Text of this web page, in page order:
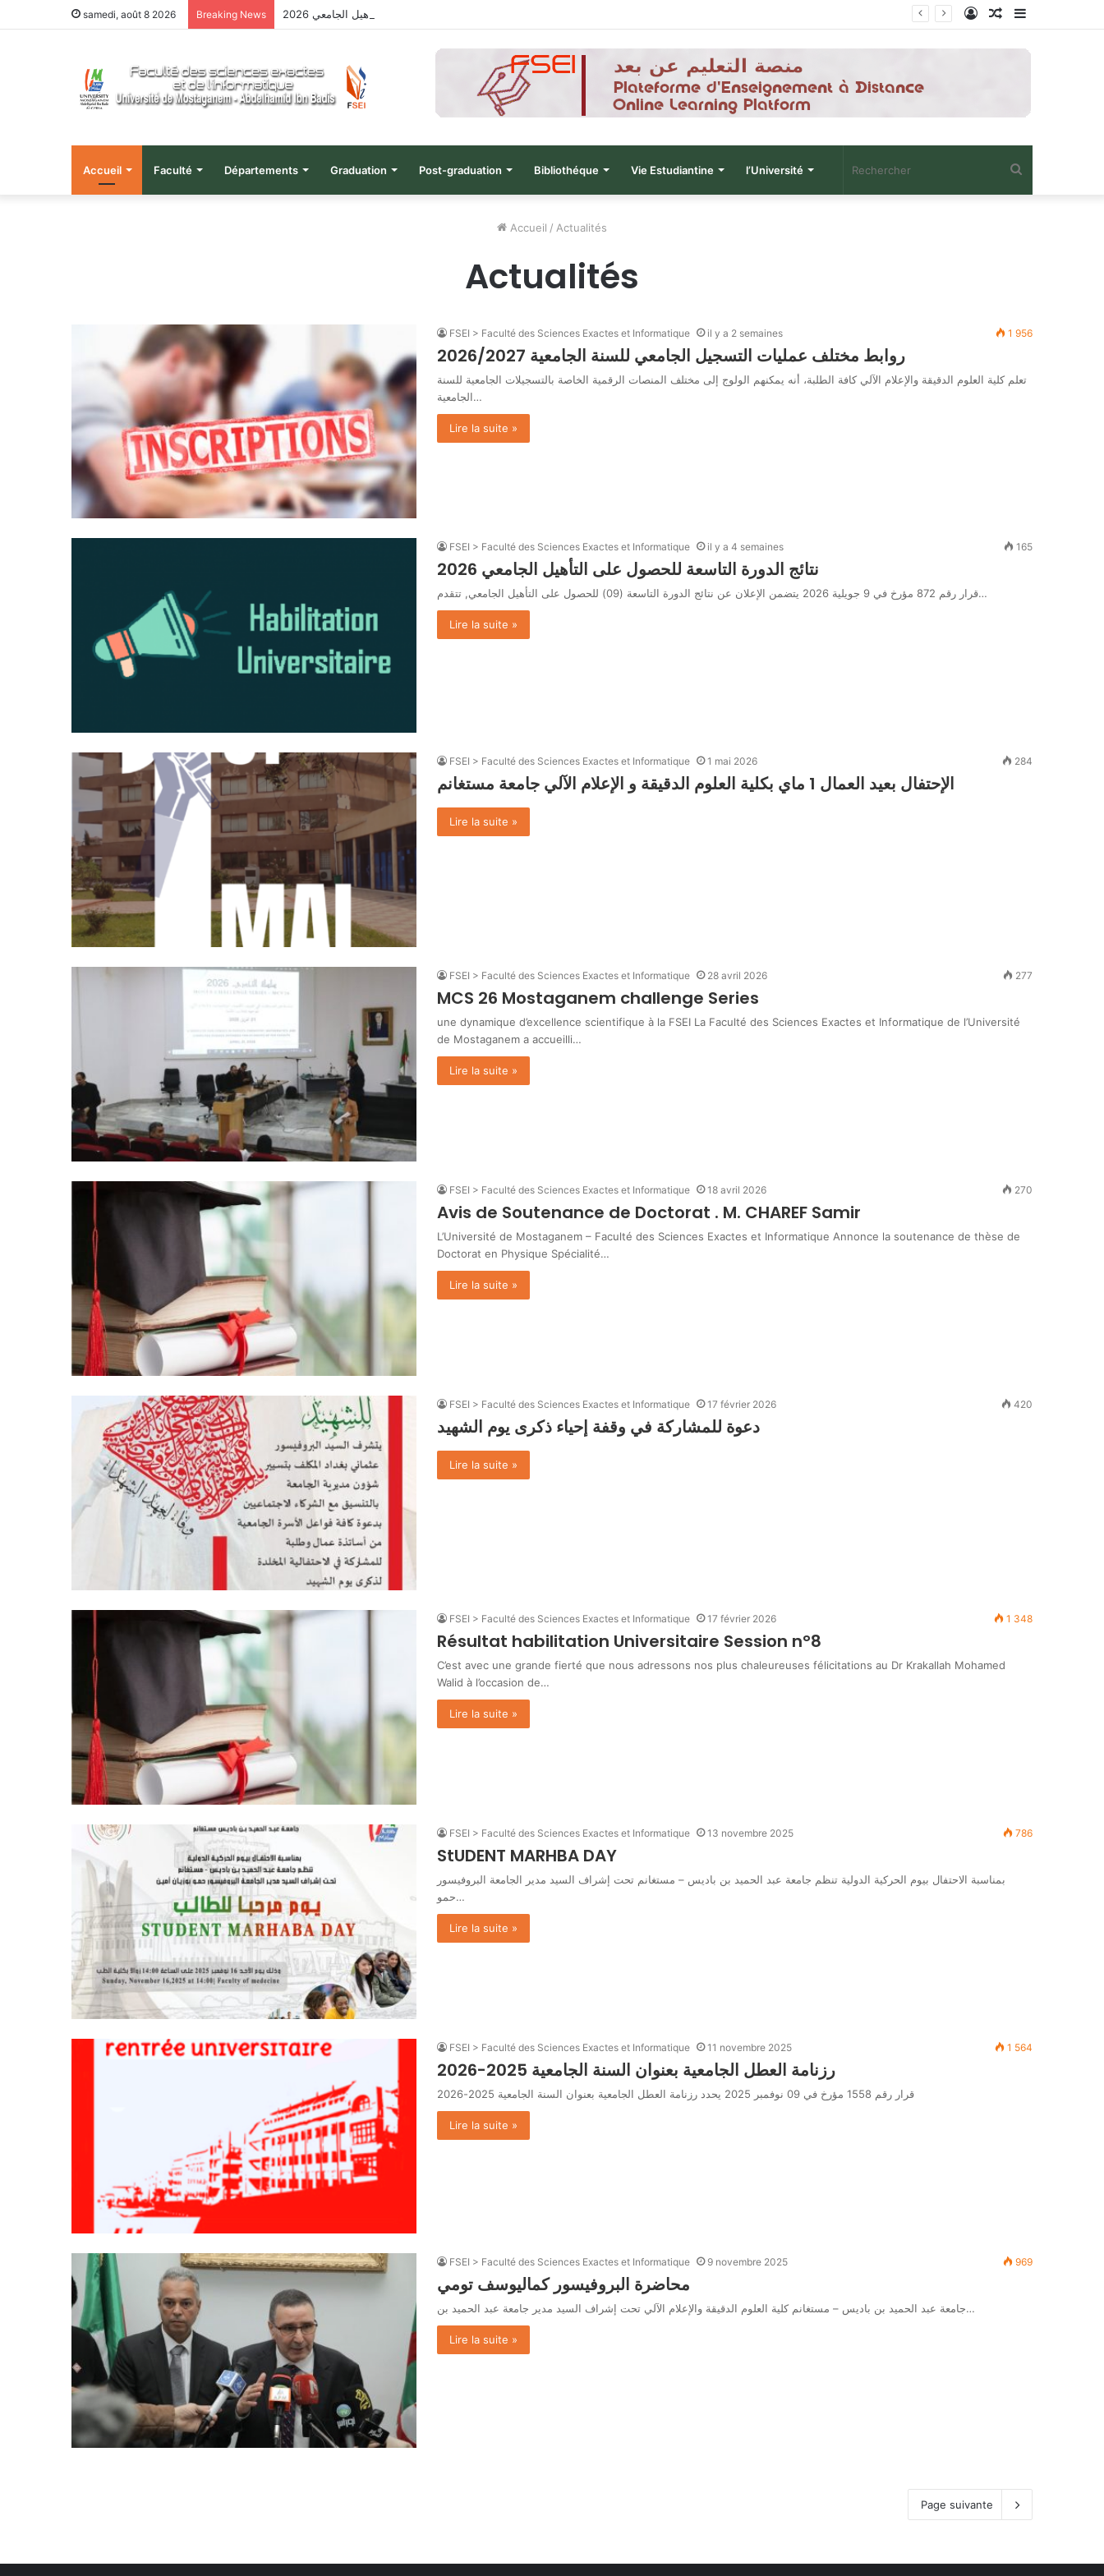
samedi, août 8 2026 Breaking News نتائج الدورة التاسعة للحصول على التأهيل الجامعي 2026
Sidebar
Article
Connexion
Accueil Faculté Départements Graduation Post-graduation Bibliothéque Vie Estudiantine l’Université
Accueil / Actualités
Actualités
FSEI > Faculté des Sciences Exactes et Informatique il y a 2 semaines 1 956
روابط مختلف عمليات التسجيل الجامعي للسنة الجامعية 2026/2027
تعلم كلية العلوم الدقيقة والإعلام الآلي كافة الطلبة، أنه يمكنهم الولوج إلى مختلف المنصات الرقمية الخاصة بالتسجيلات الجامعية للسنة
الجامعية…
Lire la suite »
FSEI > Faculté des Sciences Exactes et Informatique il y a 4 semaines 165
نتائج الدورة التاسعة للحصول على التأهيل الجامعي 2026
قرار رقم 872 مؤرخ في 9 جويلية 2026 يتضمن الإعلان عن نتائج الدورة التاسعة (09) للحصول على التأهيل الجامعي, تتقدم…
Lire la suite »
FSEI > Faculté des Sciences Exactes et Informatique 1 mai 2026 284
الإحتفال بعيد العمال 1 ماي بكلية العلوم الدقيقة و الإعلام الآلي جامعة مستغانم
Lire la suite »
FSEI > Faculté des Sciences Exactes et Informatique 28 avril 2026 277
MCS 26 Mostaganem challenge Series
une dynamique d’excellence scientifique à la FSEI La Faculté des Sciences Exactes et Informatique de l’Université
de Mostaganem a accueilli…
Lire la suite »
FSEI > Faculté des Sciences Exactes et Informatique 18 avril 2026 270
Avis de Soutenance de Doctorat . M. CHAREF Samir
L’Université de Mostaganem – Faculté des Sciences Exactes et Informatique Annonce la soutenance de thèse de
Doctorat en Physique Spécialité…
Lire la suite »
FSEI > Faculté des Sciences Exactes et Informatique 17 février 2026 420
دعوة للمشاركة في وقفة إحياء ذكرى يوم الشهيد
Lire la suite »
FSEI > Faculté des Sciences Exactes et Informatique 17 février 2026 1 348
Résultat habilitation Universitaire Session n°8
C’est avec une grande fierté que nous adressons nos plus chaleureuses félicitations au Dr Krakallah Mohamed
Walid à l’occasion de…
Lire la suite »
FSEI > Faculté des Sciences Exactes et Informatique 13 novembre 2025 786
StUDENT MARHBA DAY
بمناسبة الاحتفال بيوم الحركية الدولية تنظم جامعة عبد الحميد بن باديس – مستغانم تحت إشراف السيد مدير الجامعة البروفيسور
حمو…
Lire la suite »
FSEI > Faculté des Sciences Exactes et Informatique 11 novembre 2025 1 564
رزنامة العطل الجامعية بعنوان السنة الجامعية 2025-2026
قرار رقم 1558 مؤرخ في 09 نوفمبر 2025 يحدد رزنامة العطل الجامعية بعنوان السنة الجامعية 2025-2026
Lire la suite »
FSEI > Faculté des Sciences Exactes et Informatique 9 novembre 2025 969
محاضرة البروفيسور كماليوسف تومي
جامعة عبد الحميد بن باديس – مستغانم كلية العلوم الدقيقة والإعلام الآلي تحت إشراف السيد مدير جامعة عبد الحميد بن…
Lire la suite »
Page suivante